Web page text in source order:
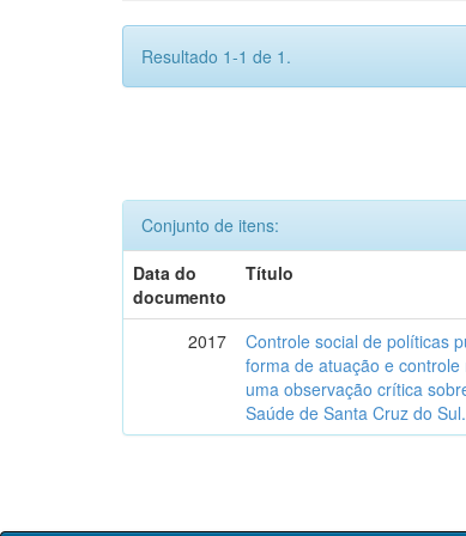
Resultado 1-1 de 1.
Conjunto de itens:
Data do
documento
Título
2017
Controle social de políticas
forma de atuação e
uma observação crítica
Saúde de Santa Cruz do Sul.